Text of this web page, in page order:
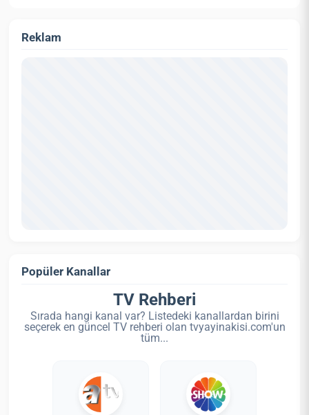
Reklam
Popüler Kanallar
TV Rehberi
Sırada hangi kanal var? Listedeki kanallardan birini
seçerek en güncel TV rehberi olan tvyayinakisi.com'un
tüm...